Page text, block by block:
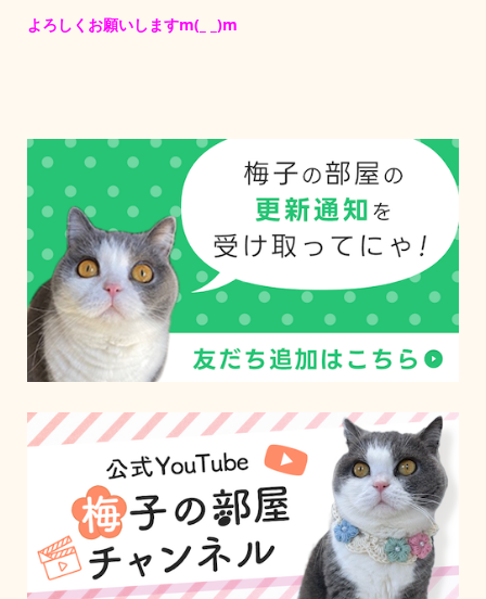
よろしくお願いしますm(_ _)m